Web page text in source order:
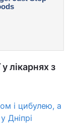
у лікарнях з
і цибулею, а
Дніпрі